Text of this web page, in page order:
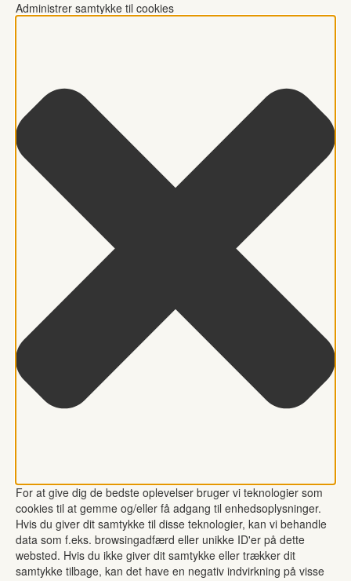
Administrer samtykke til cookies
For at give dig de bedste oplevelser bruger vi teknologier som
cookies til at gemme og/eller få adgang til enhedsoplysninger.
Hvis du giver dit samtykke til disse teknologier, kan vi behandle
data som f.eks. browsingadfærd eller unikke ID'er på dette
websted. Hvis du ikke giver dit samtykke eller trækker dit
samtykke tilbage, kan det have en negativ indvirkning på visse